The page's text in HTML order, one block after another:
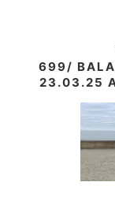
699/
23.03.25